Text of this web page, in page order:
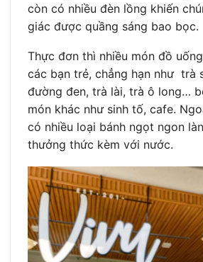
còn có nhiều đèn lồng khiến
giác được quầng sáng bao bọc.
Thực đơn thì nhiều món đồ
các bạn trẻ, chẳng hạn như trà
đường đen, trà lài, trà ô long…
món khác như sinh tố, cafe.
có nhiều loại bánh ngọt ngon
thưởng thức kèm với nước.